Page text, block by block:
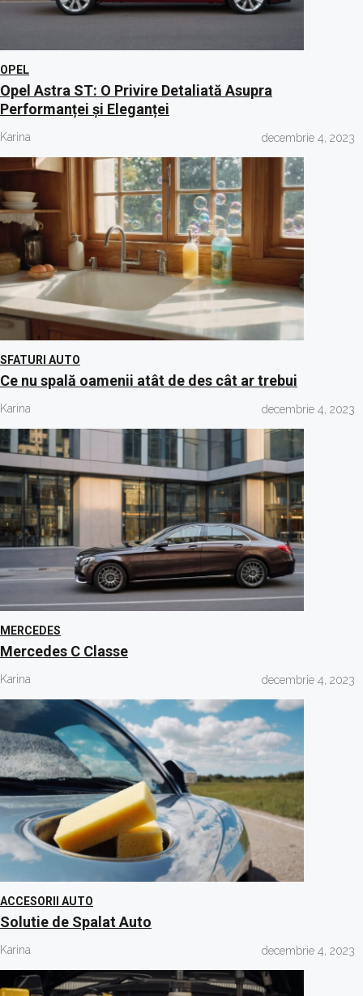
OPEL
Opel Astra ST: O Privire Detaliată Asupra
Performanței și Eleganței
Karina decembrie 4, 2023
SFATURI AUTO
Ce nu spală oamenii atât de des cât ar trebui
Karina decembrie 4, 2023
MERCEDES
Mercedes C Classe
Karina decembrie 4, 2023
ACCESORII AUTO
Solutie de Spalat Auto
Karina decembrie 4, 2023